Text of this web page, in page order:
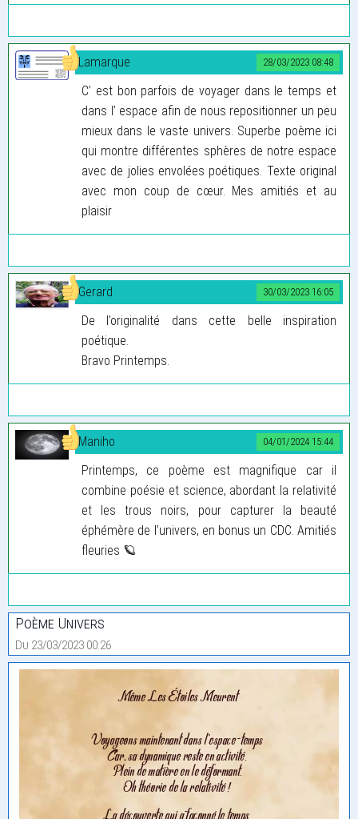
28/03/2023 08:48
Lamarque
C’ est bon parfois de voyager dans le temps et
dans l’ espace afin de nous repositionner un peu
mieux dans le vaste univers. Superbe poème ici
qui montre différentes sphères de notre espace
avec de jolies envolées poétiques. Texte original
avec mon coup de cœur. Mes amitiés et au
plaisir
30/03/2023 16:05
Gerard
De l’originalité dans cette belle inspiration
poétique.
Bravo Printemps.
04/01/2024 15:44
Maniho
Printemps, ce poème est magnifique car il
combine poésie et science, abordant la relativité
et les trous noirs, pour capturer la beauté
éphémère de l’univers, en bonus un CDC. Amitiés
fleuries 🪐
Poème Univers
Du 23/03/2023 00:26